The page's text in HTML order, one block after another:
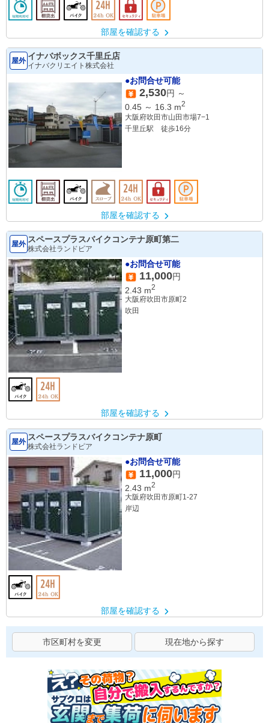
部屋を確認する
屋外 イナバボックス千里丘店
イナバクリエイト株式会社
●お問合せ可能
2,530円 ～
0.45 ～ 16.3 m2
大阪府吹田市山田市場7−1
千里丘駅 徒歩16分
部屋を確認する
屋外 スペースプラスバイクコンテナ原町第二
株式会社ランドピア
●お問合せ可能
11,000円
2.43 m2
大阪府吹田市原町2
吹田
部屋を確認する
屋外 スペースプラスバイクコンテナ原町
株式会社ランドピア
●お問合せ可能
11,000円
2.43 m2
大阪府吹田市原町1-27
岸辺
部屋を確認する
市区町村を変更 現在地から探す